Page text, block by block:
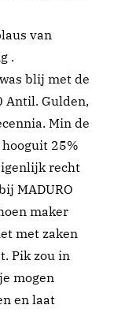
van
.
blij met de
Antil. Gulden,
Min de
25%
recht
MADURO
maker
met zaken
Pik zou in
mogen
en laat